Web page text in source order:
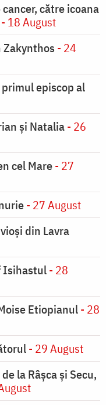
către icoana
- 18 August
- 24
episcop al
și Natalia- 26
cel Mare- 27
- 27 August
din Lavra
Isihastul- 28
Etiopianul- 28
- 29 August
la Râşca şi Secu,